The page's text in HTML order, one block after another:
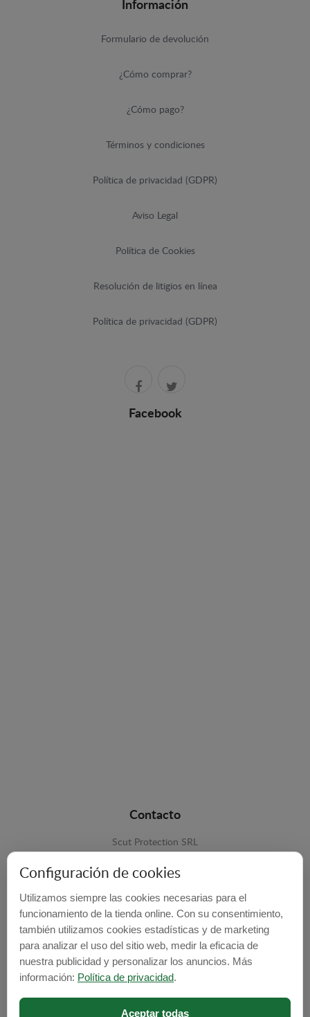
Información
Formulario de devolución
¿Cómo comprar?
¿Cómo pago?
Términos y condiciones
Política de privacidad (GDPR)
Aviso Legal
Política de Cookies
Resolución de litigios en línea
Política de privacidad (GDPR)
Facebook
Contacto
Scut Protection SRL
Harghita, Romania
E-mail: info@cubrecarter.com
Configuración de cookies
Utilizamos siempre las cookies necesarias para el
funcionamiento de la tienda online. Con su consentimiento,
también utilizamos cookies estadísticas y de marketing
para analizar el uso del sitio web, medir la eficacia de
nuestra publicidad y personalizar los anuncios. Más
información: Política de privacidad.
Aceptar todas